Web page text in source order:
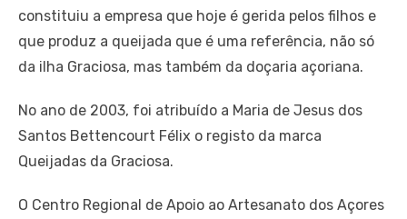
constituiu a empresa que hoje é gerida pelos filhos e
que produz a queijada que é uma referência, não só
da ilha Graciosa, mas também da doçaria açoriana.
No ano de 2003, foi atribuído a Maria de Jesus dos
Santos Bettencourt Félix o registo da marca
Queijadas da Graciosa.
O Centro Regional de Apoio ao Artesanato dos Açores